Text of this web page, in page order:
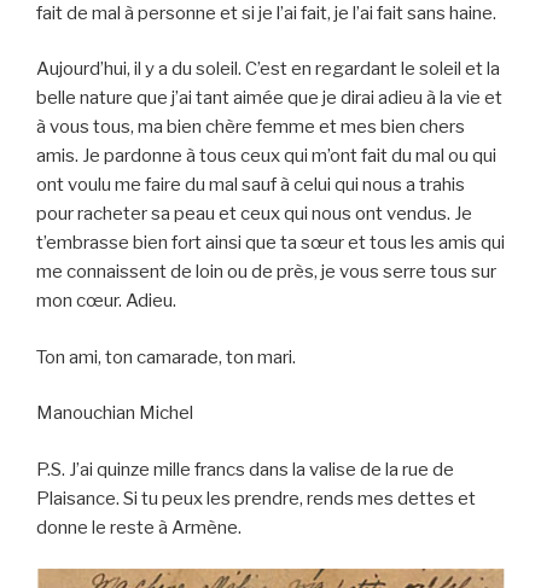
fait de mal à personne et si je l’ai fait, je l’ai fait sans haine.
Aujourd’hui, il y a du soleil. C’est en regardant le soleil et la
belle nature que j’ai tant aimée que je dirai adieu à la vie et
à vous tous, ma bien chère femme et mes bien chers
amis. Je pardonne à tous ceux qui m’ont fait du mal ou qui
ont voulu me faire du mal sauf à celui qui nous a trahis
pour racheter sa peau et ceux qui nous ont vendus. Je
t’embrasse bien fort ainsi que ta sœur et tous les amis qui
me connaissent de loin ou de près, je vous serre tous sur
mon cœur. Adieu.
Ton ami, ton camarade, ton mari.
Manouchian Michel
P.S. J’ai quinze mille francs dans la valise de la rue de
Plaisance. Si tu peux les prendre, rends mes dettes et
donne le reste à Armène.